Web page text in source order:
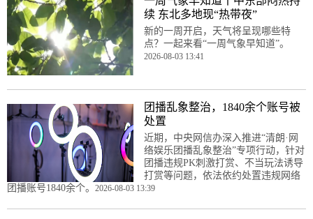
续 东北多地现“热带夜”
新的一周开启，天气将呈现哪些特
点？一起来看“一周气象早知道”。
2026-08-03 13:41
团播乱象整治，1840余个账号被
处置
近期，中央网信办深入推进“清朗·网
络娱乐团播乱象整治”专项行动，针对
团播违规PK刺激打赏、不当玩法诱导
打赏等问题，依法依约处置违规网络
团播账号1840余个。 2026-08-03 13:39